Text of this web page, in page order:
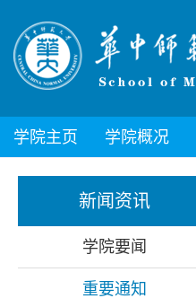
学院主页 学院概况
新闻资讯
学院要闻
重要通知